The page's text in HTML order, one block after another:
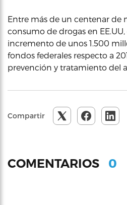
Entre más de un centenar de
consumo de drogas en
incremento de unos 1.500
fondos federales respecto a
prevención y tratamiento del
Compartir
COMENTARIOS 0